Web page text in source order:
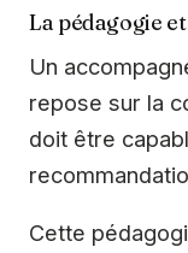
La pédagogie
Un
repose sur la
doit être
Cette